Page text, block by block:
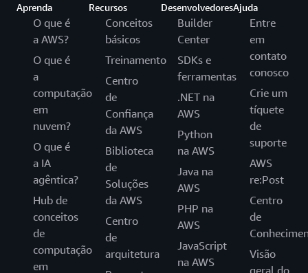
Aprenda
O que é
a AWS?
O que é
a
computação
em
nuvem?
O que é
a IA
agêntica?
Hub de
conceitos
de
computação
em
Recursos
Conceitos
básicos
Treinamento
Centro
de
Confiança
da AWS
Biblioteca
de
Soluções
da AWS
Centro
de
arquitetura
Desenvolvedores
Builder
Center
SDKs e
ferramentas
.NET na
AWS
Python
na AWS
Java na
AWS
PHP na
AWS
JavaScript
na AWS
Ajuda
Entre
em
contato
conosco
Crie um
tíquete
de
suporte
AWS
re:Post
Centro
de
Visão